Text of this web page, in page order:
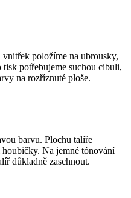
položíme na ubrousky,
potřebujeme suchou cibuli,
na rozříznuté ploše.
barvu. Plochu talíře
Na jemné tónování
důkladně zaschnout.